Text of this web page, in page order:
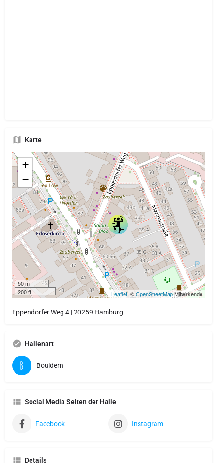
Karte
+
−
50 m
200 ft
Leaflet, ©OpenStreetMapMitwirkende
Eppendorfer Weg 4 | 20259 Hamburg
Hallenart
Bouldern
Social Media Seiten der Halle
Facebook Instagram
Details